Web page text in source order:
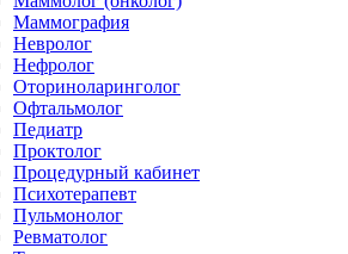
Маммография
Невролог
Нефролог
Оториноларинголог
Офтальмолог
Педиатр
Проктолог
Процедурный кабинет
Психотерапевт
Пульмонолог
Ревматолог